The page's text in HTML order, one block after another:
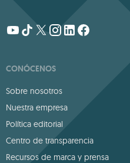
CONÓCENOS
Sobre nosotros
Nuestra empresa
Política editorial
Centro de transparencia
Recursos de marca y prensa